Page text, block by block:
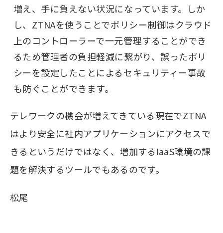
増え、手に負えない状況になっています。しか
し、ZTNAを使うことでポリシー制御はクラウド
上のコントローラーで一元管理することができ
るため管理者の負担軽減に繋がり、誤ったポリ
シーを設定したことによるセキュリティー事故
も防ぐことができます。
テレワークの機会が増えてきている現在でZTNA
はより安全に社内アプリケーションにアクセスで
きるというだけではなく、増加するIaaS環境の課
題を解決するツールでもあるのです。
松尾